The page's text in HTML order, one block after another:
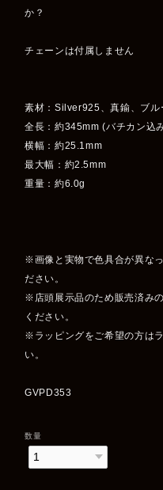
か？
チェーンは付属しません
素材：Silver925、真鍮、ブル
全長：約345mm (バチカン込
横幅：約25.1mm
最大幅：約2.5mm
重量：約6.0g
※画像と実物で色具合が異な
ださい。
※店頭展示品のため販売済み
ください。
※ラッピングをご希望の方は
い。
GVPD353
数量